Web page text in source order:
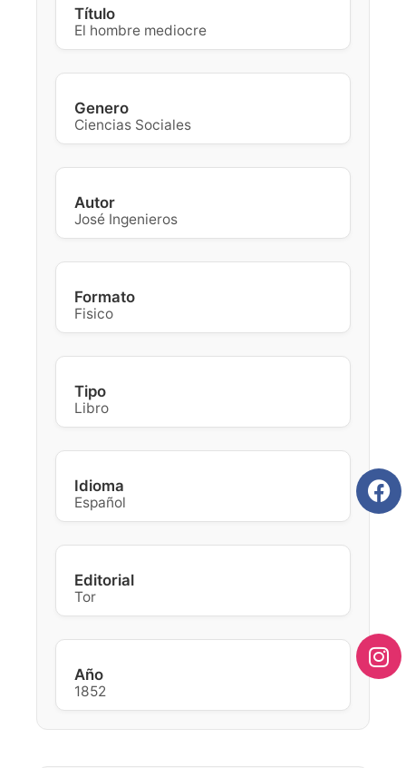
Título
El hombre mediocre
Genero
Ciencias Sociales
Autor
José Ingenieros
Formato
Fisico
Tipo
Libro
Idioma
Español
Editorial
Tor
Año
1852